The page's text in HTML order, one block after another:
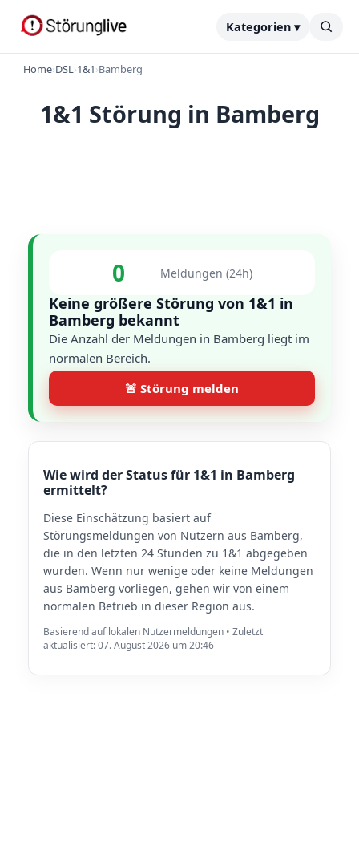
Kategorien ▾
Home›DSL›1&1›Bamberg
1&1 Störung in Bamberg
0 Meldungen (24h)
Keine größere Störung von 1&1 in
Bamberg bekannt
Die Anzahl der Meldungen in Bamberg liegt im
normalen Bereich.
🚨 Störung melden
Wie wird der Status für 1&1 in Bamberg
ermittelt?
Diese Einschätzung basiert auf
Störungsmeldungen von Nutzern aus Bamberg,
die in den letzten 24 Stunden zu 1&1 abgegeben
wurden. Wenn nur wenige oder keine Meldungen
aus Bamberg vorliegen, gehen wir von einem
normalen Betrieb in dieser Region aus.
Basierend auf lokalen Nutzermeldungen • Zuletzt
aktualisiert: 07. August 2026 um 20:46